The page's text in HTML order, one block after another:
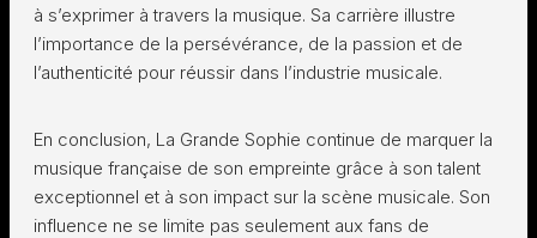
à s’exprimer à travers la musique. Sa carrière illustre
l’importance de la persévérance, de la passion et de
l’authenticité pour réussir dans l’industrie musicale.
En conclusion, La Grande Sophie continue de marquer la
musique française de son empreinte grâce à son talent
exceptionnel et à son impact sur la scène musicale. Son
influence ne se limite pas seulement aux fans de